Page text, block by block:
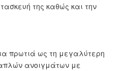
της καθώς και την
πρωτιά ως τη μεγαλύτερη
ανοιγμάτων με